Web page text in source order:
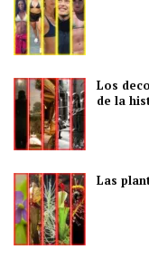
Los
de la
Las